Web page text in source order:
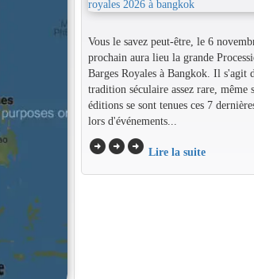
Vous le savez peut-être, le 6
prochain aura lieu la grande
Barges Royales à Bangkok. Il s'agit
tradition séculaire assez rare, même
éditions se sont tenues ces 7
lors d'événements...
arrow_circle_rightarrow_circle_rightarrow_circle_right Lire la suite